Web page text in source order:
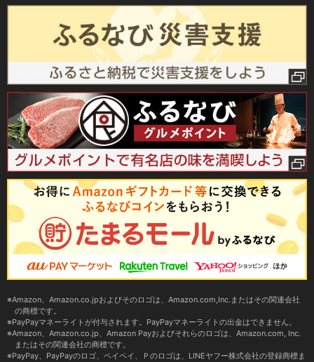
Amazon、Amazon.co.jpおよびそのロゴは、Amazon.com,Inc.またはその関連会社
の商標です。
PayPayマネーライトが付与されます。PayPayマネーライトの出金はできません。
Amazon、Amazon.co.jp、Amazon Payおよびそれらのロゴは、Amazon.com, Inc.
またはその関連会社の商標です。
PayPay、PayPayのロゴ、ペイペイ、Ｐのロゴは、LINEヤフー株式会社の登録商標ま